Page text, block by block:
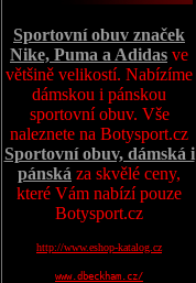
Sportovní obuv značek
Nike, Puma a Adidas ve
většině velikostí. Nabízíme
dámskou i pánskou
sportovní obuv. Vše
naleznete na Botysport.cz
Sportovní obuv, dámská i
pánská za skvělé ceny,
které Vám nabízí pouze
Botysport.cz
http://www.eshop-katalog.cz
www.dbeckham.cz/